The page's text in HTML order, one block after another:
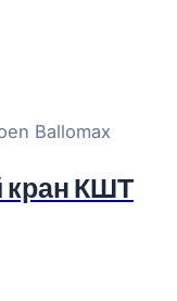
Ballomax
кран КШТ